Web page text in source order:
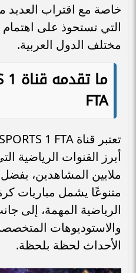
خاصة مع اقتراب العديد
التي تستحوذ على
مختلف الدول العربية.
ما تقدمه قناة 1
FTA
أبرز القنوات
ملايين المشاهدين،
متنوعًا يشمل مباريات
الرياضية المهمة، إلى
والاستوديوهات
الأحداث لحظة بلحظة.